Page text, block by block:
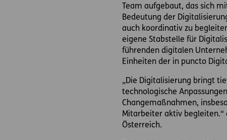
Team aufgebaut, das sich
Bedeutung der
auch koordinativ zu
eigene Stabstelle für
führenden digitalen
Einheiten der in puncto
„Die Digitalisierung bringt
technologische
Changemaßnahmen,
Mitarbeiter aktiv begleiten.“
Österreich.